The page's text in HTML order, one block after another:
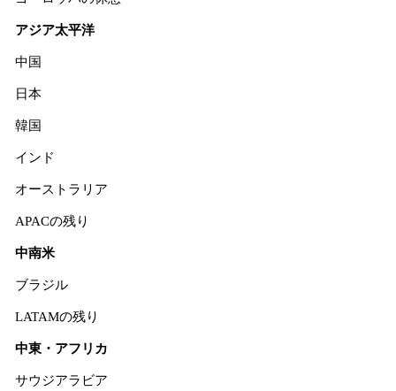
アジア太平洋
中国
日本
韓国
インド
オーストラリア
APACの残り
中南米
ブラジル
LATAMの残り
中東・アフリカ
サウジアラビア